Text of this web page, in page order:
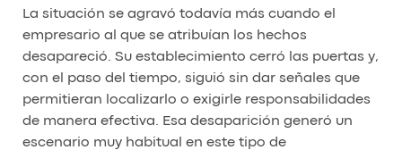
La situación se agravó todavía más cuando el
empresario al que se atribuían los hechos
desapareció. Su establecimiento cerró las puertas y,
con el paso del tiempo, siguió sin dar señales que
permitieran localizarlo o exigirle responsabilidades
de manera efectiva. Esa desaparición generó un
escenario muy habitual en este tipo de